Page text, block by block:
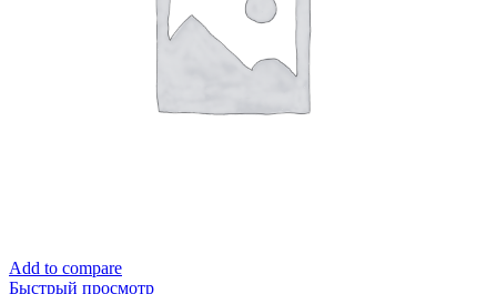
Add to compare
Быстрый просмотр